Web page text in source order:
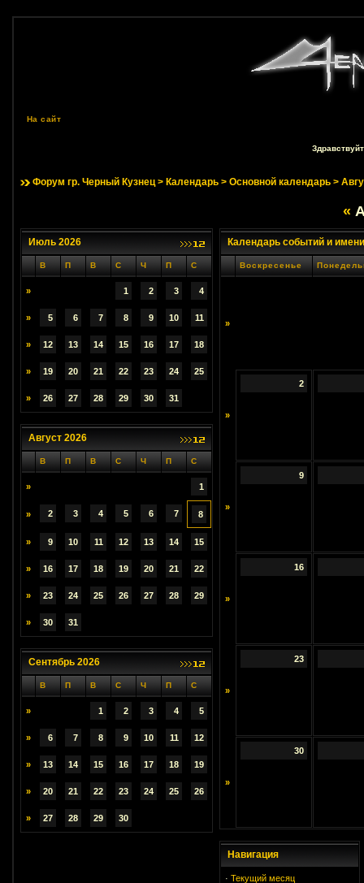
На сайт
Форум гр. Черный Кузнец> Календарь> Основной календарь>
«
Июль 2026
В П В С Ч П С
» 1 2 3 4
» 5 6 7 8 9 10 11
» 12 13 14 15 16 17 18
» 19 20 21 22 23 24 25
» 26 27 28 29 30 31
Август 2026
В П В С Ч П С
» 1
» 2 3 4 5 6 7 8
» 9 10 11 12 13 14 15
» 16 17 18 19 20 21 22
» 23 24 25 26 27 28 29
» 30 31
Сентябрь 2026
В П В С Ч П С
» 1 2 3 4 5
» 6 7 8 9 10 11 12
» 13 14 15 16 17 18 19
» 20 21 22 23 24 25 26
» 27 28 29 30
Календарь событий и
Воскресенье
»
»
2
»
9
»
16
»
23
»
30
Навигация
· Текущий месяц